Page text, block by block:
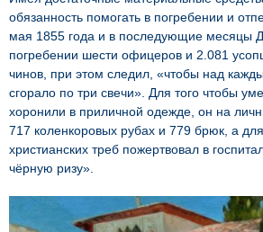
обязанность помогать в погребении и
мая 1855 года и в последующие месяцы
погребении шести офицеров и 2.081
чинов, при этом следил, «чтобы над
сгорало по три свечи». Для того чтобы
хоронили в приличной одежде, он на
717 коленкоровых рубах и 779 брюк, а
христианских треб пожертвовал в
чёрную ризу».